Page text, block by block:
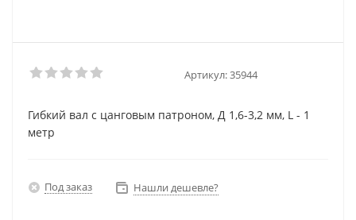
Артикул:35944
Гибкий вал с цанговым патроном, Д 1,6-3,2 мм, L - 1
метр
Под заказ Нашли дешевле?